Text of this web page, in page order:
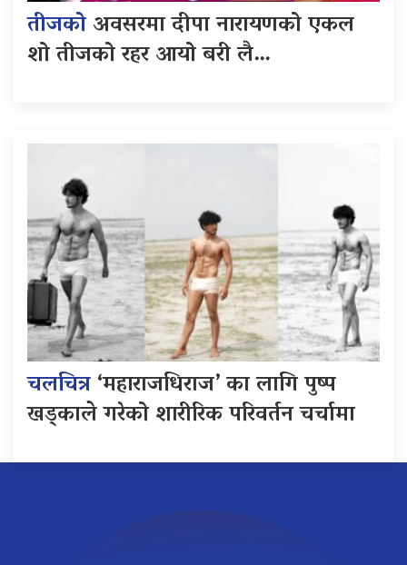
तीजकोअवसरमा दीपा नारायणको एकल
शो तीजको रहर आयो बरी लै…
चलचित्र‘महाराजधिराज’ का लागि पुष्प
खड्काले गरेको शारीरिक परिवर्तन चर्चामा